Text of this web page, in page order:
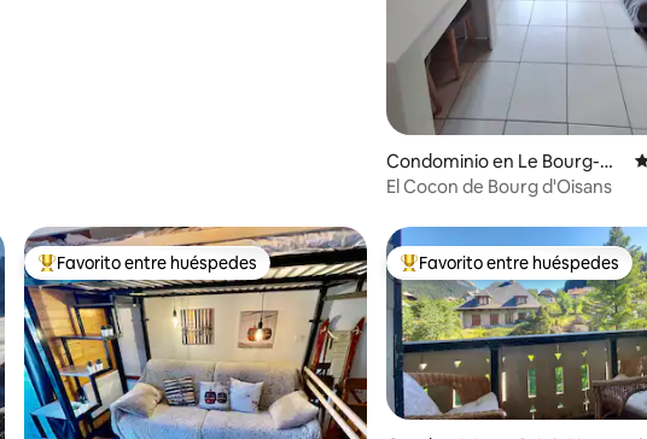
Condominio en Le Bourg-
d'Oisans
El Cocon de Bourg d'Oisans
De los mejores en Favorito entre huéspedes
Favorito entre huéspedes De los mejores en Favorito
Favorito entre huéspedes